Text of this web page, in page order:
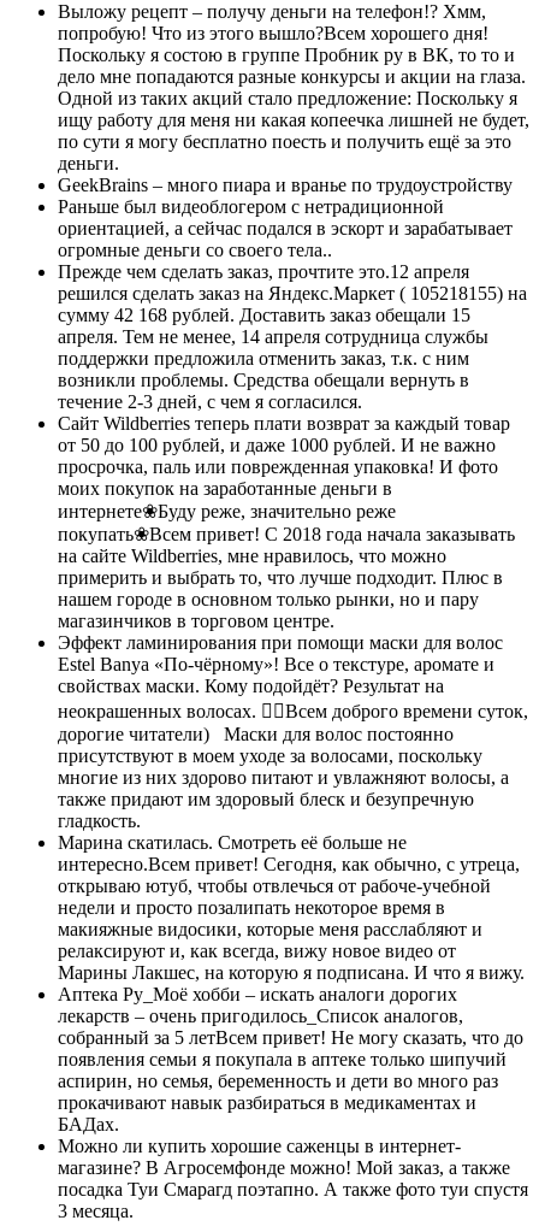
Выложу рецепт – получу деньги на телефон!? Хмм,
попробую! Что из этого вышло?Всем хорошего дня!
Поскольку я состою в группе Пробник ру в ВК, то то и
дело мне попадаются разные конкурсы и акции на глаза.
Одной из таких акций стало предложение: Поскольку я
ищу работу для меня ни какая копеечка лишней не будет,
по сути я могу бесплатно поесть и получить ещё за это
деньги.
GeekBrains – много пиара и вранье по трудоустройству
Раньше был видеоблогером с нетрадиционной
ориентацией, а сейчас подался в эскорт и зарабатывает
огромные деньги со своего тела..
Прежде чем сделать заказ, прочтите это.12 апреля
решился сделать заказ на Яндекс.Маркет ( 105218155) на
сумму 42 168 рублей. Доставить заказ обещали 15
апреля. Тем не менее, 14 апреля сотрудница службы
поддержки предложила отменить заказ, т.к. с ним
возникли проблемы. Средства обещали вернуть в
течение 2-3 дней, с чем я согласился.
Сайт Wildberries теперь плати возврат за каждый товар
от 50 до 100 рублей, и даже 1000 рублей. И не важно
просрочка, паль или поврежденная упаковка! И фото
моих покупок на заработанные деньги в
интернете❀Буду реже, значительно реже
покупать❀Всем привет! С 2018 года начала заказывать
на сайте Wildberries, мне нравилось, что можно
примерить и выбрать то, что лучше подходит. Плюс в
нашем городе в основном только рынки, но и пару
магазинчиков в торговом центре.
Эффект ламинирования при помощи маски для волос
Estel Banya «По-чёрному»! Все о текстуре, аромате и
свойствах маски. Кому подойдёт? Результат на
неокрашенных волосах. 🧖‍♀️Всем доброго времени суток,
дорогие читатели) Маски для волос постоянно
присутствуют в моем уходе за волосами, поскольку
многие из них здорово питают и увлажняют волосы, а
также придают им здоровый блеск и безупречную
гладкость.
Марина скатилась. Смотреть её больше не
интересно.Всем привет! Сегодня, как обычно, с утреца,
открываю ютуб, чтобы отвлечься от рабоче-учебной
недели и просто позалипать некоторое время в
макияжные видосики, которые меня расслабляют и
релаксируют и, как всегда, вижу новое видео от
Марины Лакшес, на которую я подписана. И что я вижу.
Аптека Ру_Моё хобби – искать аналоги дорогих
лекарств – очень пригодилось_Список аналогов,
собранный за 5 летВсем привет! Не могу сказать, что до
появления семьи я покупала в аптеке только шипучий
аспирин, но семья, беременность и дети во много раз
прокачивают навык разбираться в медикаментах и
БАДах.
Можно ли купить хорошие саженцы в интернет-
магазине? В Агросемфонде можно! Мой заказ, а также
посадка Туи Смарагд поэтапно. А также фото туи спустя
3 месяца.